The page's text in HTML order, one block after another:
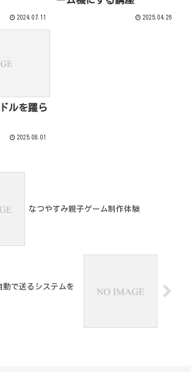
2024.07.11 2025.04.26
ルを躍ら
2025.08.01
なつやすみ親子ゲーム制作体験
動で送るシステムを